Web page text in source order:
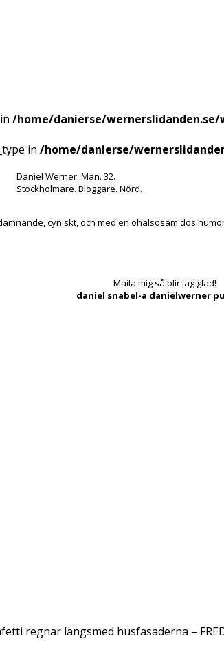
/home/danierse/
in /home/danierse/
Daniel Werner. Man. 32.
Stockholmare. Bloggare. Nörd.
cyniskt, och med en ohälsosam dos
Maila mig så blir jag glad!
daniel snabel-a danielwerner
regnar längsmed husfasaderna –